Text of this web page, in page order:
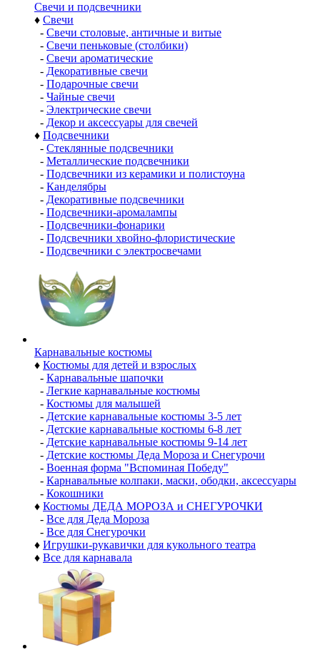
Свечи и подсвечники
♦ Свечи
- Свечи столовые, античные и витые
- Свечи пеньковые (столбики)
- Свечи ароматические
- Декоративные свечи
- Подарочные свечи
- Чайные свечи
- Электрические свечи
- Декор и аксессуары для свечей
♦ Подсвечники
- Стеклянные подсвечники
- Металлические подсвечники
- Подсвечники из керамики и полистоуна
- Канделябры
- Декоративные подсвечники
- Подсвечники-аромалампы
- Подсвечники-фонарики
- Подсвечники хвойно-флористические
- Подсвечники с электросвечами
Карнавальные костюмы
♦ Костюмы для детей и взрослых
- Карнавальные шапочки
- Легкие карнавальные костюмы
- Костюмы для малышей
- Детские карнавальные костюмы 3-5 лет
- Детские карнавальные костюмы 6-8 лет
- Детские карнавальные костюмы 9-14 лет
- Детские костюмы Деда Мороза и Снегурочи
- Военная форма "Вспоминая Победу"
- Карнавальные колпаки, маски, ободки, аксессуары
- Кокошники
♦ Костюмы ДЕДА МОРОЗА и СНЕГУРОЧКИ
- Все для Деда Мороза
- Все для Снегурочки
♦ Игрушки-рукавички для кукольного театра
♦ Все для карнавала